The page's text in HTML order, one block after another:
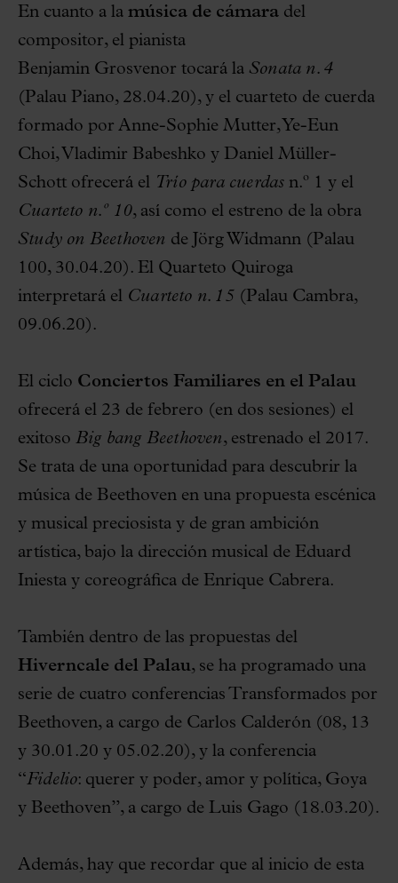
En cuanto a la música de cámara del
compositor, el pianista
Benjamin Grosvenor tocará la Sonata n. 4
(Palau Piano, 28.04.20), y el cuarteto de cuerda
formado por Anne-Sophie Mutter, Ye-Eun
Choi, Vladimir Babeshko y Daniel Müller-
Schott ofrecerá el Trío para cuerdas n.º 1 y el
Cuarteto n.º 10, así como el estreno de la obra
Study on Beethoven de Jörg Widmann (Palau
100, 30.04.20). El Quarteto Quiroga
interpretará el Cuarteto n. 15 (Palau Cambra,
09.06.20).
El ciclo Conciertos Familiares en el Palau
ofrecerá el 23 de febrero (en dos sesiones) el
exitoso Big bang Beethoven, estrenado el 2017.
Se trata de una oportunidad para descubrir la
música de Beethoven en una propuesta escénica
y musical preciosista y de gran ambición
artística, bajo la dirección musical de Eduard
Iniesta y coreográfica de Enrique Cabrera.
También dentro de las propuestas del
Hiverncale del Palau, se ha programado una
serie de cuatro conferencias Transformados por
Beethoven, a cargo de Carlos Calderón (08, 13
y 30.01.20 y 05.02.20), y la conferencia
“Fidelio: querer y poder, amor y política, Goya
y Beethoven”, a cargo de Luis Gago (18.03.20).
Además, hay que recordar que al inicio de esta